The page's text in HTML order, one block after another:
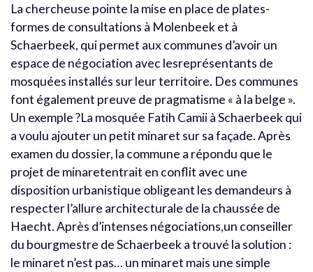
La chercheuse pointe la mise en place de plates-
formes de consultations à Molenbeek et à
Schaerbeek, qui permet aux communes d’avoir un
espace de négociation avec lesreprésentants de
mosquées installés sur leur territoire. Des communes
font également preuve de pragmatisme « à la belge ».
Un exemple ?La mosquée Fatih Camii à Schaerbeek qui
a voulu ajouter un petit minaret sur sa façade. Après
examen du dossier, la commune a répondu que le
projet de minaretentrait en conflit avec une
disposition urbanistique obligeant les demandeurs à
respecter l’allure architecturale de la chaussée de
Haecht. Après d’intenses négociations,un conseiller
du bourgmestre de Schaerbeek a trouvé la solution :
le minaret n’est pas… un minaret mais une simple